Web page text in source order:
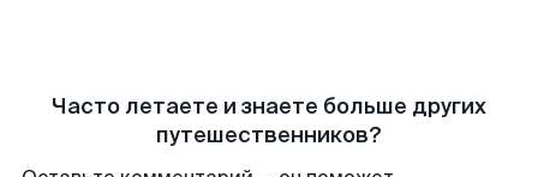
Часто летаете и знаете больше других
путешественников?